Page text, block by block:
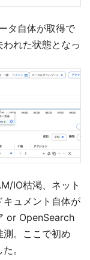
タ自体が取得で
れた状態となっ
IO枯渇、ネット
キュメント自体が
or OpenSearch
測。ここで初め
。